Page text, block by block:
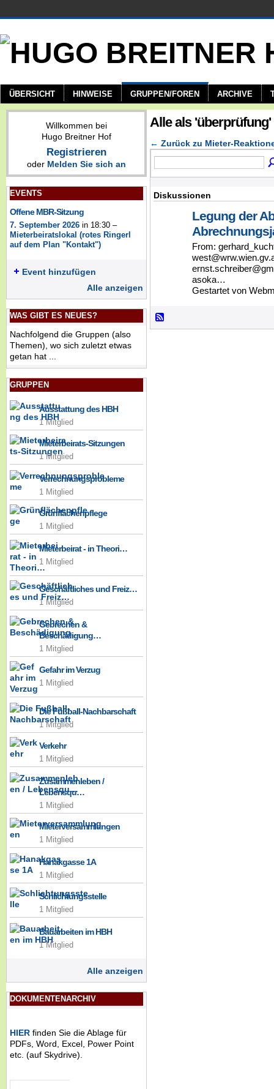
ÜBERSICHT HINWEISE GRUPPEN/FOREN ARCHIVE
Willkommen bei
Hugo Breitner Hof
Registrieren
oder Melden Sie sich an
EVENTS
Offene MBR-Sitzung
7. September 2026 in 18:30 –
Mieterbeiratslokal (rotes Ringerl
auf dem Plan "Kontakt")
Event hinzufügen
Alle anzeigen
WAS GIBT ES NEUES?
Nachfolgend die Gruppen (also
Themen), wo sich zuletzt etwas
getan hat ...
GRUPPEN
Ausstattung des HBH
1 Mitglied
Mieterbeirats-Sitzungen
1 Mitglied
Verrechnungsprobleme
1 Mitglied
Grünflächenpflege
1 Mitglied
Mieterbeirat - in Theori…
1 Mitglied
Geschäftliches und Freiz…
1 Mitglied
Gebrechen &
Beschädigung…
1 Mitglied
Gefahr im Verzug
1 Mitglied
Die Fußball-Nachbarschaft
1 Mitglied
Verkehr
1 Mitglied
Zusammenleben /
Lebensqu…
1 Mitglied
Mieterversammlungen
1 Mitglied
Hanakgasse 1A
1 Mitglied
Schlichtungsstelle
1 Mitglied
Bauarbeiten im HBH
1 Mitglied
Alle anzeigen
DOKUMENTENARCHIV
HIER finden Sie die Ablage für
PDFs, Word, Excel, Power Point
etc. (auf Skydrive).
Alle als
← Zurück zu Mieter-
Diskussionen
Legung der
From:
asoka…
Gestartet von